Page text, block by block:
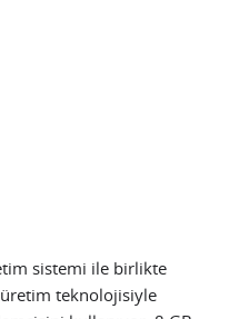
sistemi ile birlikte
teknolojisiyle